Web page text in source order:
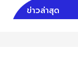
ข่าวล่าสุด